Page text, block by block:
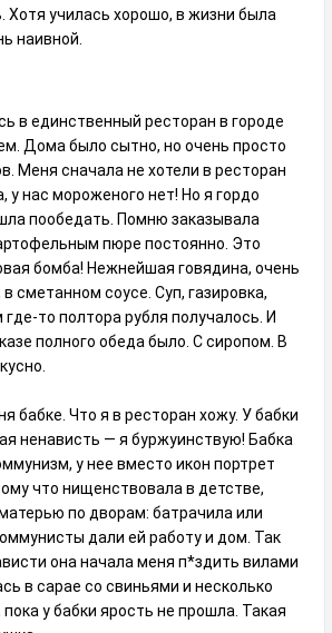
Хотя училась хорошо, в жизни была
наивной.
в единственный ресторан в городе
Дома было сытно, но очень просто
Меня сначала не хотели в ресторан
у нас мороженого нет! Но я гордо
пообедать. Помню заказывала
пюре постоянно. Это
бомба! Нежнейшая говядина, очень
сметанном соусе. Суп, газировка,
то полтора рубля получалось. И
полного обеда было. С сиропом. В
бабке. Что я в ресторан хожу. У бабки
ненависть — я буржуинствую! Бабка
у нее вместо икон портрет
что нищенствовала в детстве,
по дворам: батрачила или
дали ей работу и дом. Так
она начала меня п*здить вилами
в сарае со свиньями и несколько
у бабки ярость не прошла. Такая